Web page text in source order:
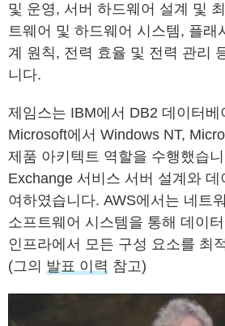
및 운영, 서버 하드웨어 설계 및
트웨어 및 하드웨어 시스템, 플래
계 원칙, 전력 효율 및 전력 관리
니다.
제임스는 IBM에서 DB2 데이터베
Microsoft에서 Windows NT,
제품 아키텍트 역할을 수행했습
Exchange 서비스 서버 설계와
여하였습니다. AWS에서는 네트
소프트웨어 시스템을 통해 데이
인프라에서 모든 구성 요소를 최
(그의 발표 이력 참고)